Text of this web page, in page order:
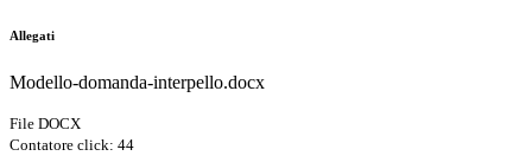
Allegati
Modello-domanda-interpello.docx
File DOCX
Contatore click: 44